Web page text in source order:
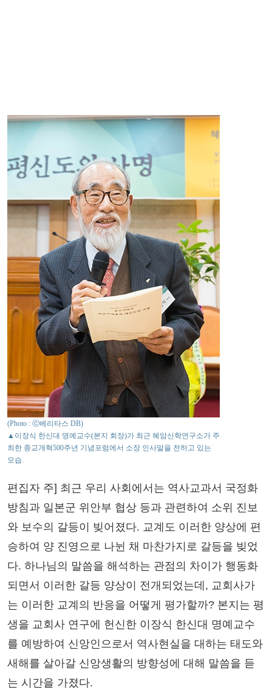
(Photo : ⓒ베리타스 DB)
▲이장식 한신대 명예교수(본지 회장)가 최근 혜암신학연구소가 주
최한 종교개혁500주년 기념포럼에서 소장 인사말을 전하고 있는
모습.
편집자 주] 최근 우리 사회에서는 역사교과서 국정화
방침과 일본군 위안부 협상 등과 관련하여 소위 진보
와 보수의 갈등이 빚어졌다. 교계도 이러한 양상에 편
승하여 양 진영으로 나뉜 채 마찬가지로 갈등을 빚었
다. 하나님의 말씀을 해석하는 관점의 차이가 행동화
되면서 이러한 갈등 양상이 전개되었는데, 교회사가
는 이러한 교계의 반응을 어떻게 평가할까? 본지는 평
생을 교회사 연구에 헌신한 이장식 한신대 명예교수
를 예방하여 신앙인으로서 역사현실을 대하는 태도와
새해를 살아갈 신앙생활의 방향성에 대해 말씀을 듣
는 시간을 가졌다.